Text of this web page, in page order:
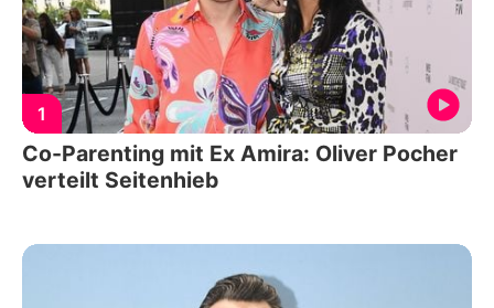
1
Co-Parenting mit Ex Amira: Oliver Pocher
verteilt Seitenhieb